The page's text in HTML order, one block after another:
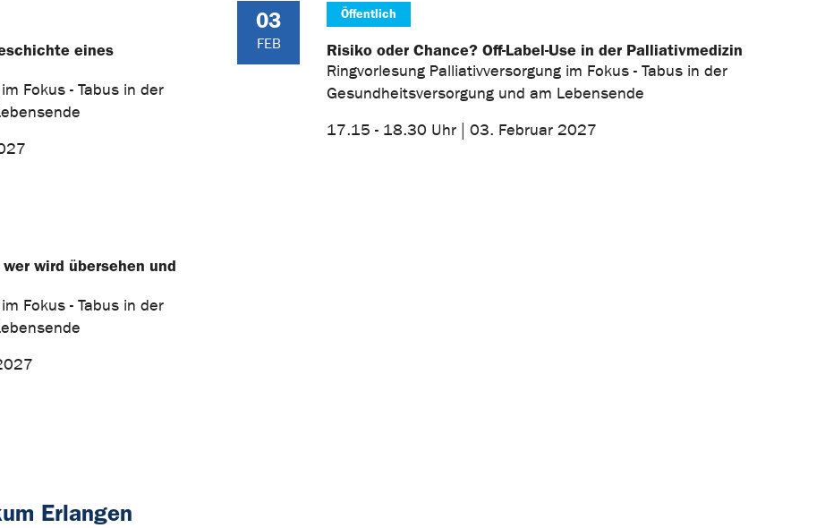
eines
Fokus - Tabus in der
03
FEB
Öffentlich
Risiko oder Chance? Off-Label-Use in der Palliativmedizin
Ringvorlesung Palliativversorgung im Fokus - Tabus in der
Gesundheitsversorgung und am Lebensende
17.15 - 18.30 Uhr | 03. Februar 2027
wird übersehen und
Fokus - Tabus in der
Erlangen